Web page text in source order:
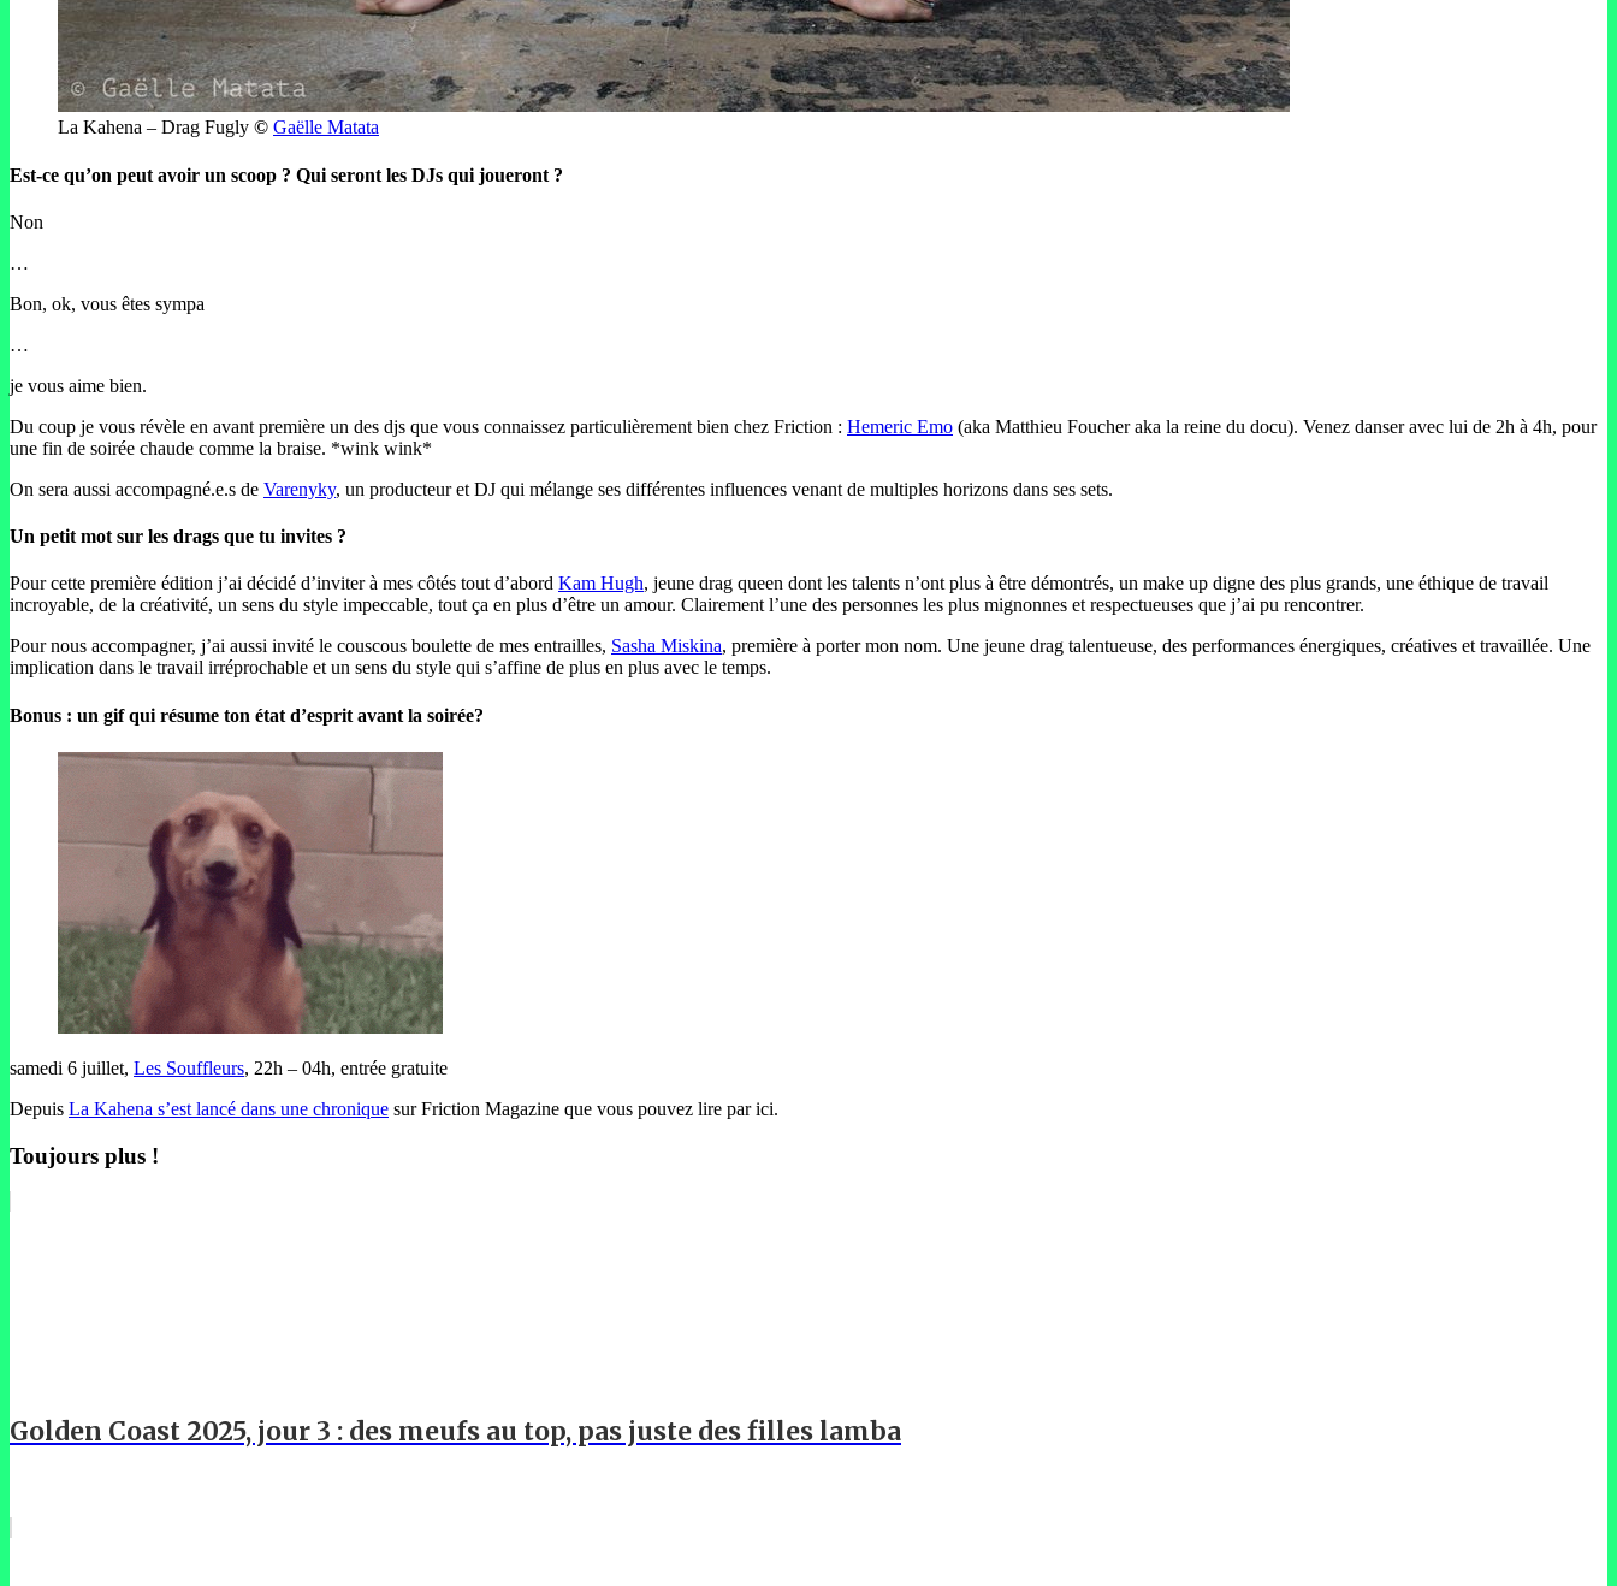
La Kahena – Drag Fugly © Gaëlle Matata
Est-ce qu’on peut avoir un scoop ? Qui seront les DJs qui joueront ?
Non
…
Bon, ok, vous êtes sympa
…
je vous aime bien.
Du coup je vous révèle en avant première un des djs que vous connaissez particulièrement bien chez Friction : Hemeric Emo (aka Matthieu Foucher aka la reine du docu). Venez danser avec lui de 2h à 4h, pour
une fin de soirée chaude comme la braise. *wink wink*
On sera aussi accompagné.e.s de Varenyky, un producteur et DJ qui mélange ses différentes influences venant de multiples horizons dans ses sets.
Un petit mot sur les drags que tu invites ?
Pour cette première édition j’ai décidé d’inviter à mes côtés tout d’abord Kam Hugh, jeune drag queen dont les talents n’ont plus à être démontrés, un make up digne des plus grands, une éthique de travail
incroyable, de la créativité, un sens du style impeccable, tout ça en plus d’être un amour. Clairement l’une des personnes les plus mignonnes et respectueuses que j’ai pu rencontrer.
Pour nous accompagner, j’ai aussi invité le couscous boulette de mes entrailles, Sasha Miskina, première à porter mon nom. Une jeune drag talentueuse, des performances énergiques, créatives et travaillée. Une
implication dans le travail irréprochable et un sens du style qui s’affine de plus en plus avec le temps.
Bonus : un gif qui résume ton état d’esprit avant la soirée?
samedi 6 juillet, Les Souffleurs, 22h – 04h, entrée gratuite
Depuis La Kahena s’est lancé dans une chronique sur Friction Magazine que vous pouvez lire par ici.
Toujours plus !
Golden Coast 2025, jour 3 : des meufs au top, pas juste des filles lamba